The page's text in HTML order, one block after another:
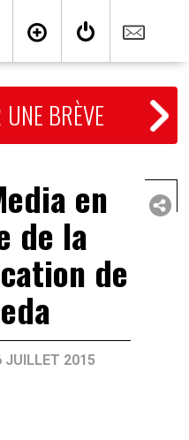
UNE BRÈVE
en
de la
de
JUILLET 2015